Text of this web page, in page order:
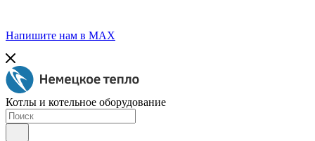
Напишите нам в МАХ
Котлы и котельное оборудование